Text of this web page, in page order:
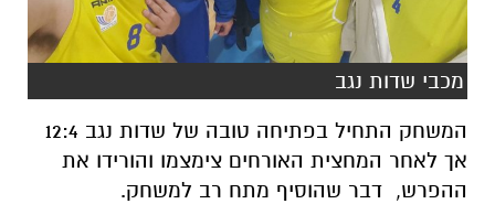
מכבי שדות נגב
המשחק התחיל בפתיחה טובה של שדות נגב 12:4
אך לאחר המחצית האורחים צימצמו והורידו את
ההפרש, דבר שהוסיף מתח רב למשחק.